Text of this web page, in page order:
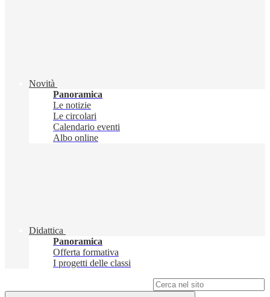
Novità
Panoramica
Le notizie
Le circolari
Calendario eventi
Albo online
Didattica
Panoramica
Offerta formativa
I progetti delle classi